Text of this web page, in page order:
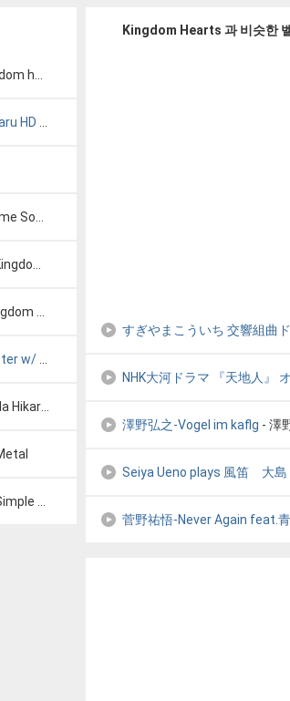
Orch.
HD R
Song
- Yoko Shimomura - Dearly Beloved
Music - Dearly Beloved
w/ Mi
Clean
Kingdom Hearts 과 비슷한
すぎやまこういち 交響組曲
NHK大河ドラマ 『天地人』
澤野弘之-Vogel im kaflg - 澤
Seiya Ueno plays 風笛 大島
菅野祐悟-Never Again feat.